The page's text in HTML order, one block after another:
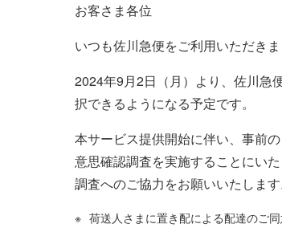
お客さま各位
いつも佐川急便をご利用いただき
2024年9月2日（月）より、佐川急
択できるようになる予定です。
本サービス提供開始に伴い、事前
意思確認調査を実施することにいた
調査へのご協力をお願いいたします
荷送人さまに置き配による配達のご